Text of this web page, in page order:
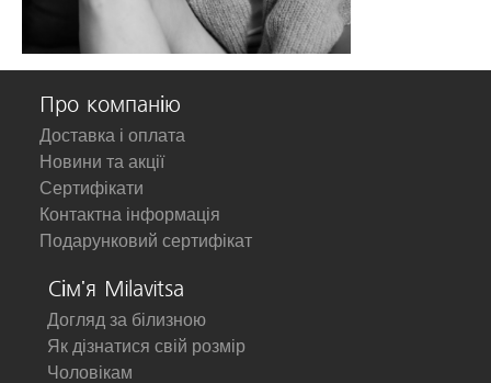
Про компанію
Доставка і оплата
Новини та акції
Сертифікати
Контактна інформація
Подарунковий сертифікат
Сім'я Milavitsa
Догляд за білизною
Як дізнатися свій розмір
Чоловікам